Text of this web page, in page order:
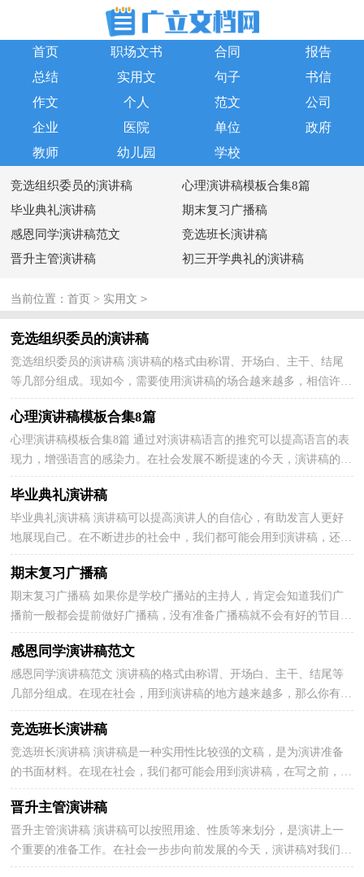
首页 职场文书 合同
报告
总结
实用文 句子
书信
作文
个人 范文
公司
企业
医院 单位
政府
教师
幼儿园 学校
竞选组织委员的演讲稿
心理演讲稿模板合集8篇
毕业典礼演讲稿
期末复习广播稿
感恩同学演讲稿范文
竞选班长演讲稿
晋升主管演讲稿
初三开学典礼的演讲稿
当前位置：首页 > 实用文 >
竞选组织委员的演讲稿
竞选组织委员的演讲稿 演讲稿的格式由称谓、开场白、主干、结尾
等几部分组成。现如今，需要使用演讲稿的场合越来越多，相信许多
人会觉得演讲稿很难写吧，以下是小编帮大家整理的...
心理演讲稿模板合集8篇
心理演讲稿模板合集8篇 通过对演讲稿语言的推究可以提高语言的表
现力，增强语言的感染力。在社会发展不断提速的今天，演讲稿的使
用越来越广泛，在写之前，可以先参考范文，以下是小编...
毕业典礼演讲稿
毕业典礼演讲稿 演讲稿可以提高演讲人的自信心，有助发言人更好
地展现自己。在不断进步的社会中，我们都可能会用到演讲稿，还是
对演讲稿一筹莫展吗？下面是小编收集整理的毕业典礼...
期末复习广播稿
期末复习广播稿 如果你是学校广播站的主持人，肯定会知道我们广
播前一般都会提前做好广播稿，没有准备广播稿就不会有好的节目效
果，广播稿应该怎么写呢？下面是小编收集整理的期末...
感恩同学演讲稿范文
感恩同学演讲稿范文 演讲稿的格式由称谓、开场白、主干、结尾等
几部分组成。在现在社会，用到演讲稿的地方越来越多，那么你有了
解过演讲稿吗？以下是小编精心整理的感恩同学演讲...
竞选班长演讲稿
竞选班长演讲稿 演讲稿是一种实用性比较强的文稿，是为演讲准备
的书面材料。在现在社会，我们都可能会用到演讲稿，在写之前，可
以先参考范文，以下是小编为大家整理的竞选班长演讲稿，...
晋升主管演讲稿
晋升主管演讲稿 演讲稿可以按照用途、性质等来划分，是演讲上一
个重要的准备工作。在社会一步步向前发展的今天，演讲稿对我们的
作用越来越大，你所见过的演讲稿是什么样的呢？以下...